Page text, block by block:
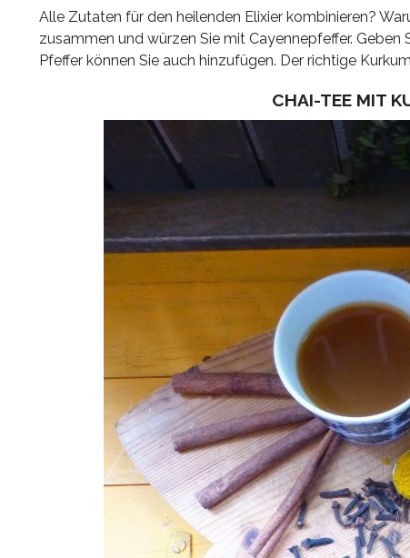
Alle Zutaten für den heilenden Elixier kombinieren?
zusammen und würzen Sie mit Cayennepfeffer.
Pfeffer können Sie auch hinzufügen. Der richtige
CHAI-TEE MIT